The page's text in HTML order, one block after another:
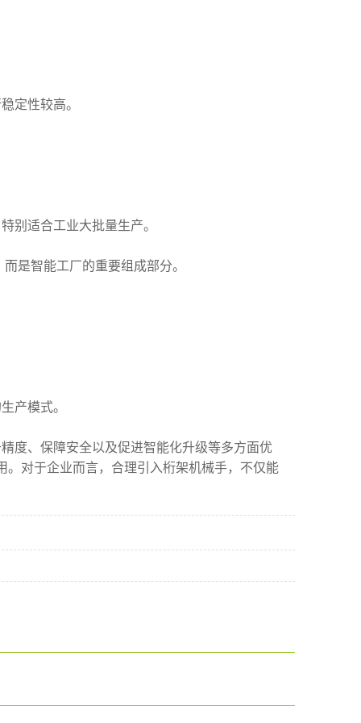
定性较高。
别适合工业大批量生产。
是智能工厂的重要组成部分。
产模式。
度、保障安全以及促进智能化升级等多方面优
对于企业而言，合理引入桁架机械手，不仅能